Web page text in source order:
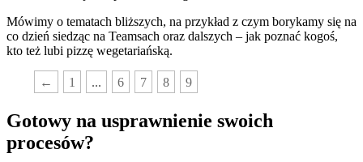
Mówimy o tematach bliższych, na przykład z czym borykamy się na
co dzień siedząc na Teamsach oraz dalszych – jak poznać kogoś,
kto też lubi pizzę wegetariańską.
← 1 ... 6 7 8 9
Gotowy na usprawnienie swoich
procesów?